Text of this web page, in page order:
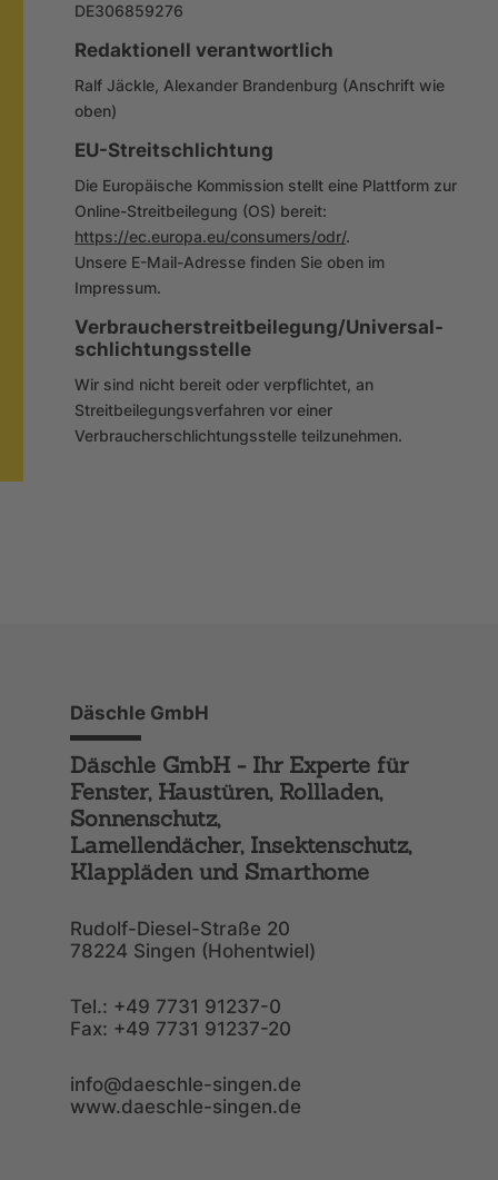
DE306859276
Redaktionell verantwortlich
Ralf Jäckle, Alexander Brandenburg (Anschrift wie
oben)
EU-Streitschlichtung
Die Europäische Kommission stellt eine Plattform zur
Online-Streitbeilegung (OS) bereit:
https://ec.europa.eu/consumers/odr/.
Unsere E-Mail-Adresse finden Sie oben im
Impressum.
Verbraucher­streit­beilegung/Universal­
schlichtungs­stelle
Wir sind nicht bereit oder verpflichtet, an
Streitbeilegungsverfahren vor einer
Verbraucherschlichtungsstelle teilzunehmen.
Däschle GmbH
Däschle GmbH - Ihr Experte für
Fenster, Haustüren, Rollladen,
Sonnenschutz,
Lamellendächer, Insektenschutz,
Klappläden und Smarthome
Rudolf-Diesel-Straße 20
78224 Singen (Hohentwiel)
Tel.: +49 7731 91237-0
Fax: +49 7731 91237-20
info@daeschle-singen.de
www.daeschle-singen.de